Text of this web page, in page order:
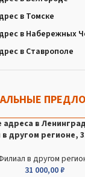
в Томске
в Набережных
в Ставрополе
в
другом регионе,
в другом
31 000,00₽